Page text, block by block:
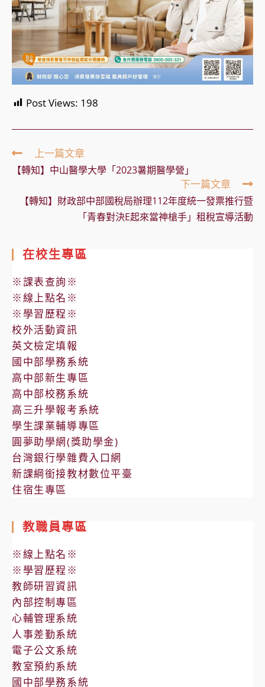
Post Views: 198
Read
more
articles
上一篇文章
【轉知】中山醫學大學「2023暑期醫學營」
下一篇文章
【轉知】財政部中部國稅局辦理112年度統一發票推行暨
「青春對決E起來當神槍手」租稅宣導活動
在校生專區
※課表查詢※
※線上點名※
※學習歷程※
校外活動資訊
英文檢定填報
國中部學務系統
高中部新生專區
高中部校務系統
高三升學報考系統
學生課業輔導專區
圓夢助學網(獎助學金)
台灣銀行學雜費入口網
新課綱銜接教材數位平臺
住宿生專區
教職員專區
※線上點名※
※學習歷程※
教師研習資訊
內部控制專區
心輔管理系統
人事差勤系統
電子公文系統
教室預約系統
國中部學務系統